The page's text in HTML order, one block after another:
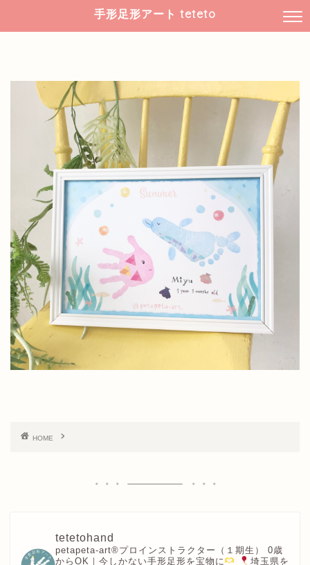
手形足形アート teteto
HOME
tetetohand
petapeta-art®︎プロインストラクター（１期生）
0歳
からOK｜今しかない手形足形を宝物に
埼玉県を